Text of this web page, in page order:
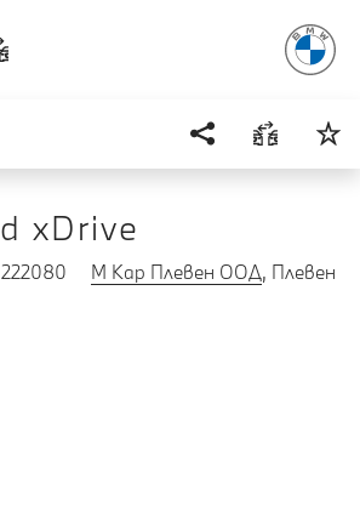
xDrive
М Кар Плевен ООД, Плевен